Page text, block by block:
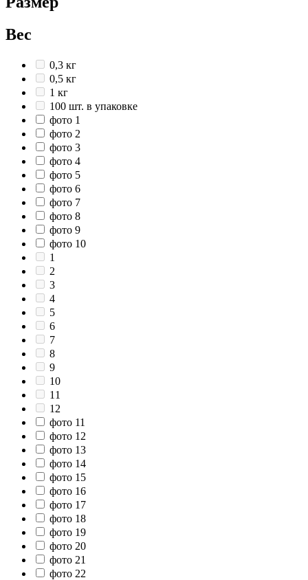
Вес
0,3 кг
0,5 кг
1 кг
100 шт. в упаковке
фото 1
фото 2
фото 3
фото 4
фото 5
фото 6
фото 7
фото 8
фото 9
фото 10
1
2
3
4
5
6
7
8
9
10
11
12
фото 11
фото 12
фото 13
фото 14
фото 15
фото 16
фото 17
фото 18
фото 19
фото 20
фото 21
фото 22